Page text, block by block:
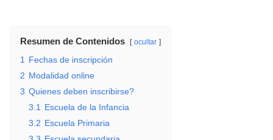
Resumen de Contenidos ocultar
1
Fechas de inscripción
2 Modalidad online
3 Quienes deben inscribirse?
3.1
Escuela de la Infancia
3.2 Escuela Primaria